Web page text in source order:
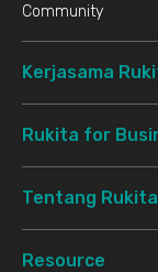
Community
Kerjasama
Rukita for
Tentang Rukita
Resource